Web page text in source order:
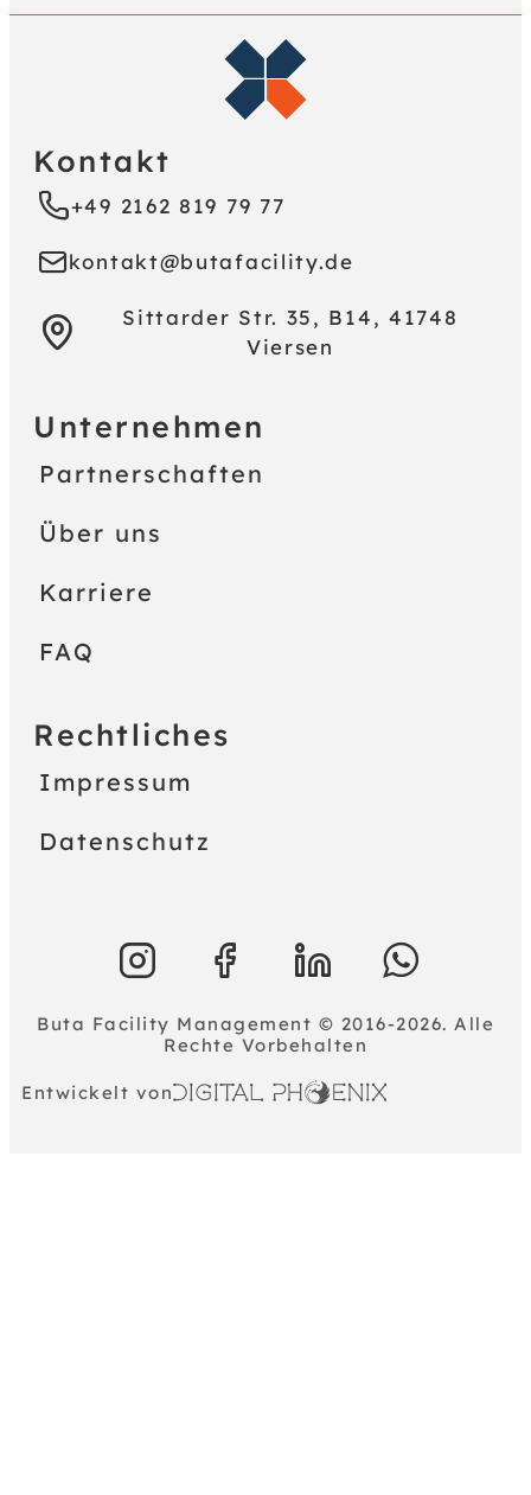
Kontakt
+49 2162 819 79 77
kontakt@butafacility.de
Sittarder Str. 35, B14, 41748
Viersen
Unternehmen
Partnerschaften
Über uns
Karriere
FAQ
Rechtliches
Impressum
Datenschutz
Buta Facility Management © 2016-2026. Alle
Rechte Vorbehalten
Entwickelt von